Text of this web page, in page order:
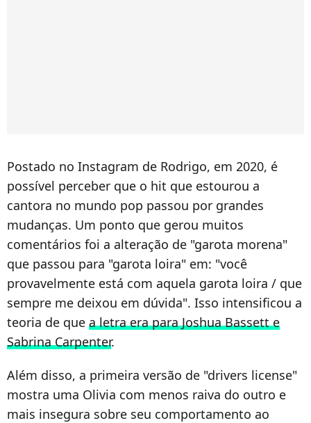
Postado no Instagram de Rodrigo, em 2020, é
possível perceber que o hit que estourou a
cantora no mundo pop passou por grandes
mudanças. Um ponto que gerou muitos
comentários foi a alteração de "garota morena"
que passou para "garota loira" em: "você
provavelmente está com aquela garota loira / que
sempre me deixou em dúvida". Isso intensificou a
teoria de que a letra era para Joshua Bassett e
Sabrina Carpenter.
Além disso, a primeira versão de "drivers license"
mostra uma Olivia com menos raiva do outro e
mais insegura sobre seu comportamento ao